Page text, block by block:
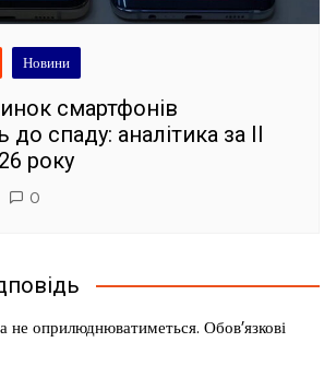
Новини
смартфонів
до спаду: аналітика за II
року
0
оприлюднюватиметься. Обов’язкові